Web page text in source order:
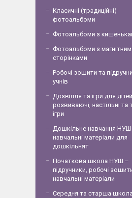
Класичні (традиційні)
фотоальбоми
Фотоальбоми з
Фотоальбоми з
сторінками
Робочі зошити та
учнів
Дозвілля та ігри для
розвиваючі, настільні та
ігри
Дошкільне навчання НУШ
навчальні матеріали для
дошкільнят
Початкова школа НУШ –
підручники, робочі
навчальні матеріали
Середня та старша